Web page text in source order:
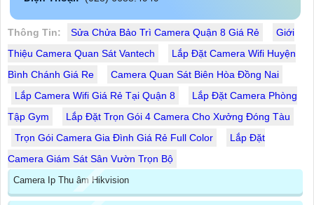
Thông Tin: Sửa Chửa Bảo Trì Camera Quận 8 Giá Rẻ
Giới
Thiệu Camera Quan Sát Vantech
Lắp Đặt Camera Wifi Huyện
Bình Chánh Giá Re
Camera Quan Sát Biên Hòa Đồng Nai
Lắp Camera Wifi Giá Rẻ Tại Quận 8
Lắp Đặt Camera Phòng
Tập Gym
Lắp Đặt Trọn Gói 4 Camera Cho Xưởng Đóng Tàu
Trọn Gói Camera Gia Đình Giá Rẻ Full Color
Lắp Đặt
Camera Giám Sát Sân Vườn Trọn Bộ
Camera Ip Thu âm Hikvision